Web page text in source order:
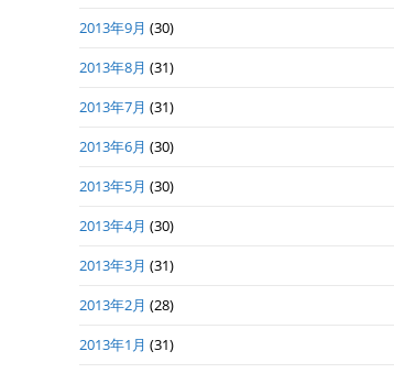
2013年9月 (30)
2013年8月 (31)
2013年7月 (31)
2013年6月 (30)
2013年5月 (30)
2013年4月 (30)
2013年3月 (31)
2013年2月 (28)
2013年1月 (31)